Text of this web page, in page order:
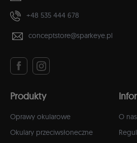
+48 535 444 678
conceptstore@sparkeye.pl
Produkty
Oprawy okularowe
Okulary przeciwsłoneczne
O nas